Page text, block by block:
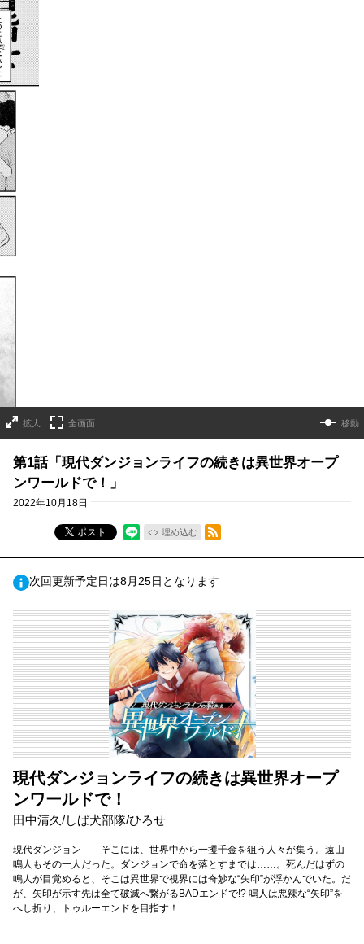
拡大 全画面 移動
第1話「現代ダンジョンライフの続きは異世界オープ
ンワールドで！」
2022年10月18日
ポスト 埋め込む
RSSフィード
次回更新予定日は8月25日となります
現代ダンジョンライフの続きは異世界オープ
ンワールドで！
田中清久/しば犬部隊/ひろせ
現代ダンジョン――そこには、世界中から一攫千金を狙う人々が集う。遠山
鳴人もその一人だった。ダンジョンで命を落とすまでは……。死んだはずの
鳴人が目覚めると、そこは異世界で視界には奇妙な“矢印”が浮かんでいた。だ
が、矢印が示す先は全て破滅へ繋がるBADエンドで!? 鳴人は悪辣な“矢印”を
へし折り、トゥルーエンドを目指す！